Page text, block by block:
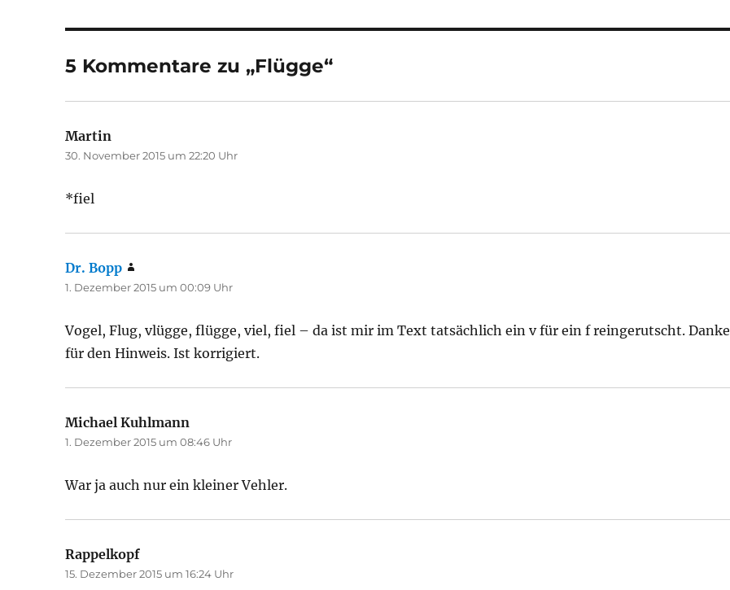
5 Kommentare zu „Flügge“
Martin
30. November 2015 um 22:20 Uhr
*fiel
Dr. Bopp
1. Dezember 2015 um 00:09 Uhr
Vogel, Flug, vlügge, flügge, viel, fiel – da ist mir im Text tatsächlich ein v für ein f reingerutscht. Danke
für den Hinweis. Ist korrigiert.
Michael Kuhlmann
1. Dezember 2015 um 08:46 Uhr
War ja auch nur ein kleiner Vehler.
Rappelkopf
15. Dezember 2015 um 16:24 Uhr